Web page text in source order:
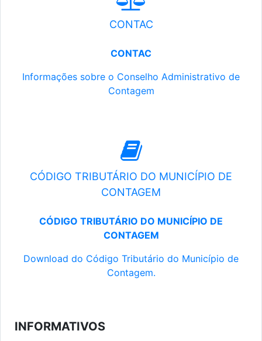
CONTAC
CONTAC
Informações sobre o Conselho Administrativo de
Contagem
CÓDIGO TRIBUTÁRIO DO MUNICÍPIO DE
CONTAGEM
CÓDIGO TRIBUTÁRIO DO MUNICÍPIO DE
CONTAGEM
Download do Código Tributário do Município de
Contagem.
INFORMATIVOS